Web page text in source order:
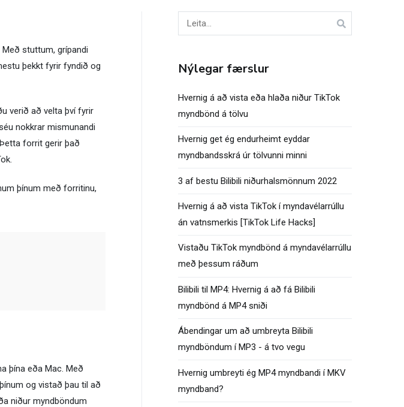
stuttum, grípandi
þekkt fyrir fyndið og
verið að velta því fyrir
nokkrar mismunandi
forrit gerir það
þínum með forritinu,
þína eða Mac. Með
og vistað þau til að
niður myndböndum
Leita
að:
Nýlegar færslur
Hvernig á að vista eða hlaða niður TikTok
myndbönd á tölvu
Hvernig get ég endurheimt eyddar
myndbandsskrá úr tölvunni minni
3 af bestu Bilibili niðurhalsmönnum 2022
Hvernig á að vista TikTok í myndavélarrúllu
án vatnsmerkis [TikTok Life Hacks]
Vistaðu TikTok myndbönd á myndavélarrúllu
með þessum ráðum
Bilibili til MP4: Hvernig á að fá Bilibili
myndbönd á MP4 sniði
Ábendingar um að umbreyta Bilibili
myndböndum í MP3 - á tvo vegu
Hvernig umbreyti ég MP4 myndbandi í MKV
myndband?